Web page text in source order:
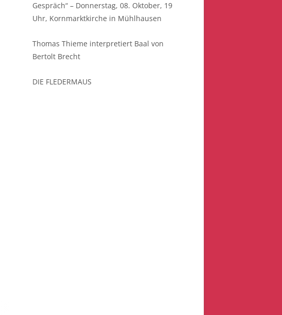
Gespräch“ – Donnerstag, 08. Oktober, 19
Uhr, Kornmarktkirche in Mühlhausen
Thomas Thieme interpretiert Baal von
Bertolt Brecht
DIE FLEDERMAUS